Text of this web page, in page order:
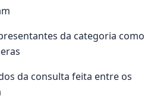
da categoria como
da consulta feita entre os